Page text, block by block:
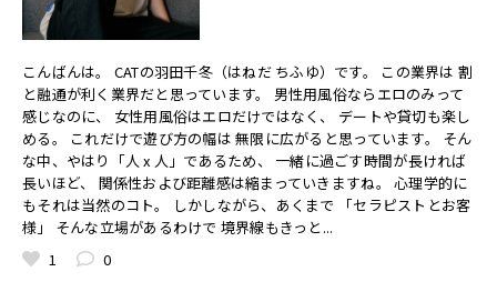
こんばんは。 CATの羽田千冬（はねだ ちふゆ）です。 この業界は 割
と融通が利く業界だと思っています。 男性用風俗ならエロのみって
感じなのに、 女性用風俗はエロだけではなく、 デートや貸切も楽し
める。 これだけで遊び方の幅は 無限に広がると思っています。 そん
な中、やはり「人 x 人」であるため、 一緒に過ごす時間が長ければ
長いほど、 関係性および距離感は縮まっていきますね。 心理学的に
もそれは当然のコト。 しかしながら、あくまで 「セラピストとお客
様」 そんな立場があるわけで 境界線もきっと...
1
0